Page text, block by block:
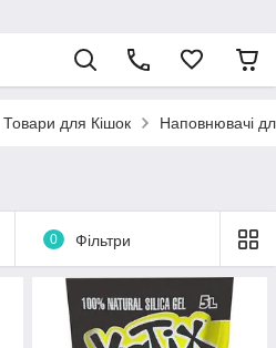
Товари для Кішок Наповнювачі
0 Фільтри